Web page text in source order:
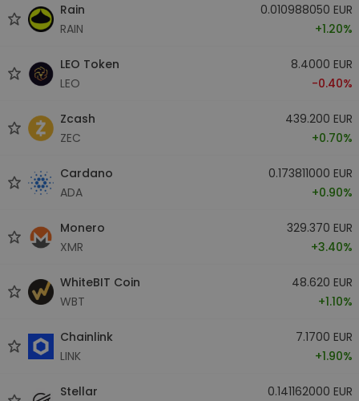
Rain
RAIN
0.010988050 EUR
+1.20%
LEO Token
LEO
8.4000 EUR
-0.40%
Zcash
ZEC
439.200 EUR
+0.70%
Cardano
ADA
0.173811000 EUR
+0.90%
Monero
XMR
329.370 EUR
+3.40%
WhiteBIT Coin
WBT
48.620 EUR
+1.10%
Chainlink
LINK
7.1700 EUR
+1.90%
Stellar
0.141162000 EUR